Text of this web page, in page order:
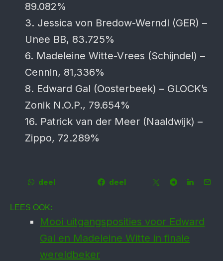
89.082%
3. Jessica von Bredow-Werndl (GER) –
Unee BB, 83.725%
6. Madeleine Witte-Vrees (Schijndel) –
Cennin, 81,336%
8. Edward Gal (Oosterbeek) – GLOCK’s
Zonik N.O.P., 79.654%
16. Patrick van der Meer (Naaldwijk) –
Zippo, 72.289%
deel deel
LEES OOK:
Mooi uitgangsposities voor Edward
Gal en Madeleine Witte in finale
wereldbeker